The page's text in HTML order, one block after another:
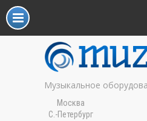
Музыкальное
Москва
С.-Петербург